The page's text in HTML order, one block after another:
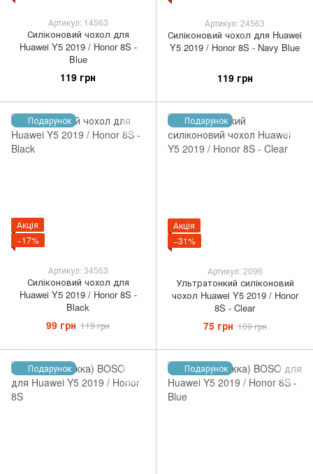
Артикул: 14563
Силіконовий чохол для
Huawei Y5 2019 / Honor 8S -
Blue
119 грн
Артикул: 24563
Силіконовий чохол для Huawei
Y5 2019 / Honor 8S - Navy Blue
119 грн
Подарунок
Акція
−17%
Артикул: 34563
Силіконовий чохол для
Huawei Y5 2019 / Honor 8S -
Black
99 грн 119 грн
Подарунок
Акція
−31%
Артикул: 2096
Ультратонкий силіконовий
чохол Huawei Y5 2019 / Honor
8S - Clear
75 грн 109 грн
Подарунок Подарунок